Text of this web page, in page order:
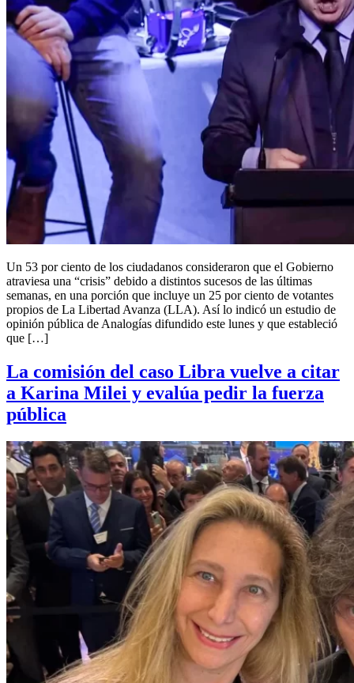
Un 53 por ciento de los ciudadanos consideraron que el Gobierno
atraviesa una “crisis” debido a distintos sucesos de las últimas
semanas, en una porción que incluye un 25 por ciento de votantes
propios de La Libertad Avanza (LLA). Así lo indicó un estudio de
opinión pública de Analogías difundido este lunes y que estableció
que […]
La comisión del caso Libra vuelve a citar
a Karina Milei y evalúa pedir la fuerza
pública